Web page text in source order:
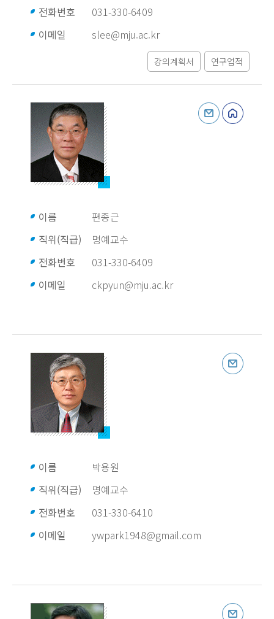
전화번호
031-330-6409
이메일
slee@mju.ac.kr
강의계획서 연구업적
이름
편종근
직위(직급)
명예교수
전화번호
031-330-6409
이메일
ckpyun@mju.ac.kr
이름
박용원
직위(직급)
명예교수
전화번호
031-330-6410
이메일
ywpark1948@gmail.com